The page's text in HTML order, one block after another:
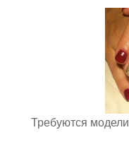
Требуются